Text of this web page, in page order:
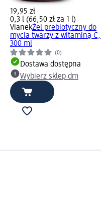
19,95 zł
0,3 l (66,50 zł za 1 l)
VianekŻel prebiotyczny do
mycia twarzy z witaminą C,
300 ml
(0)
Dostawa dostępna
Wybierz sklep dm